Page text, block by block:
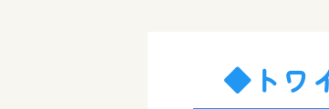
◆トワ